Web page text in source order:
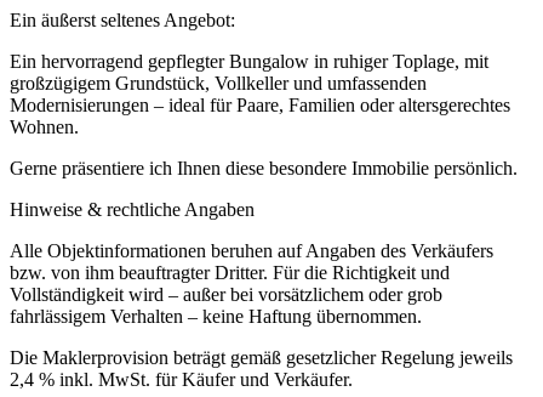
Ein äußerst seltenes Angebot:
Ein hervorragend gepflegter Bungalow in ruhiger Toplage, mit
großzügigem Grundstück, Vollkeller und umfassenden
Modernisierungen – ideal für Paare, Familien oder altersgerechtes
Wohnen.
Gerne präsentiere ich Ihnen diese besondere Immobilie persönlich.
Hinweise & rechtliche Angaben
Alle Objektinformationen beruhen auf Angaben des Verkäufers
bzw. von ihm beauftragter Dritter. Für die Richtigkeit und
Vollständigkeit wird – außer bei vorsätzlichem oder grob
fahrlässigem Verhalten – keine Haftung übernommen.
Die Maklerprovision beträgt gemäß gesetzlicher Regelung jeweils
2,4 % inkl. MwSt. für Käufer und Verkäufer.